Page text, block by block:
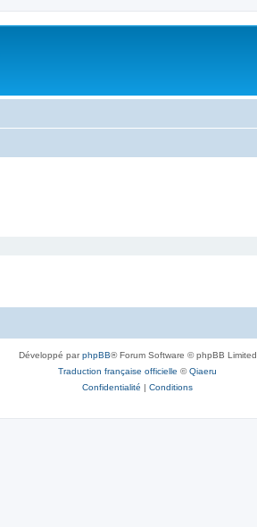
Développé parphpBB® Forum Software © phpBB Limited
Traduction française officielle ©Qiaeru
Confidentialité | Conditions